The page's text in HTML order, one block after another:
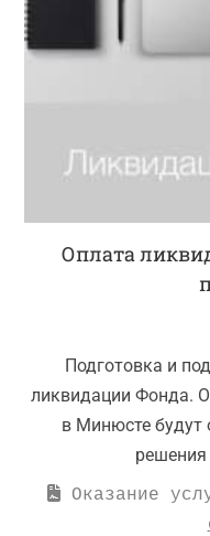
Оплата
Подготовка и
ликвидации Фонда.
в Минюсте будут
решения
Оказание